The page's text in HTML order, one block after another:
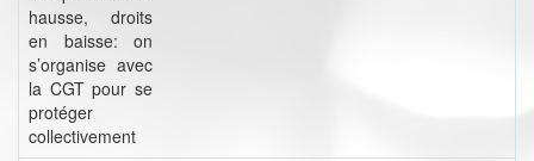
hausse, droits
en baisse: on
s’organise avec
la CGT pour se
protéger
collectivement